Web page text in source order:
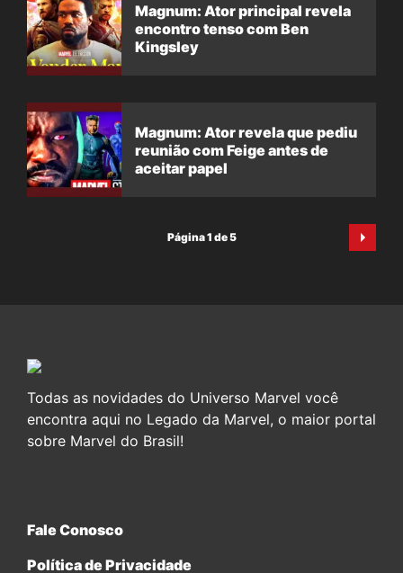
Magnum: Ator principal revela
encontro tenso com Ben
Kingsley
Magnum: Ator revela que pediu
reunião com Feige antes de
aceitar papel
Página 1 de 5
Todas as novidades do Universo Marvel você
encontra aqui no Legado da Marvel, o maior portal
sobre Marvel do Brasil!
Fale Conosco
Política de Privacidade